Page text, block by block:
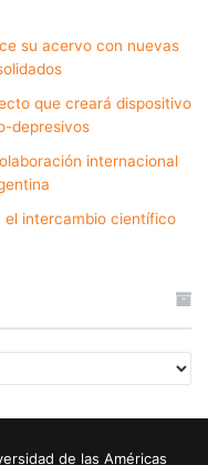
su acervo con nuevas
que creará dispositivo
depresivos
internacional
el intercambio científico
de las Américas